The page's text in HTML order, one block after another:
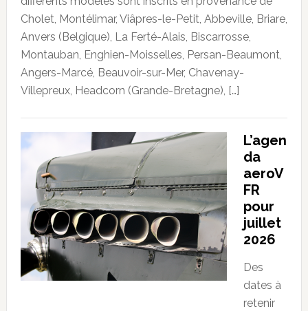
Cholet, Montélimar, Viâpres-le-Petit, Abbeville, Briare,
Anvers (Belgique), La Ferté-Alais, Biscarrosse,
Montauban, Enghien-Moisselles, Persan-Beaumont,
Angers-Marcé, Beauvoir-sur-Mer, Chavenay-
Villepreux, Headcorn (Grande-Bretagne), […]
L’agen
da
aeroV
FR
pour
juillet
2026
Des
dates à
retenir